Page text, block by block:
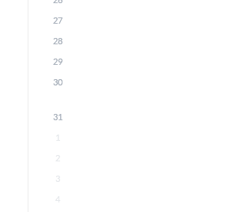
27
28
29
30
31
1
2
3
4